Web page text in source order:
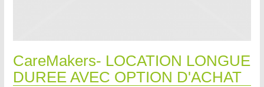
CareMakers- LOCATION LONGUE
DUREE AVEC OPTION D'ACHAT